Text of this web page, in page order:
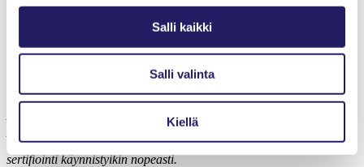
Salli kaikki
Salli valinta
Kiellä
on kunnossa ja kehittymiseen on lupa panostaa. Uudet tehtävät,
suuret tai pienet, sisäiset tai ulkoiset, ovat luottamuksen osoitus ja
kasvattavat ammattilaisena ja ihmisenä.
Asiakkailla on usein vaatimuksena työkokemuksen lisäksi virallinen
projektihallinnan sertifikaatti. Olin valmistautunut pitkälliseen
keskusteluun koulutuksen tarpeesta, mutta hämmästyksekseni
sertifiointi käynnistyikin nopeasti.